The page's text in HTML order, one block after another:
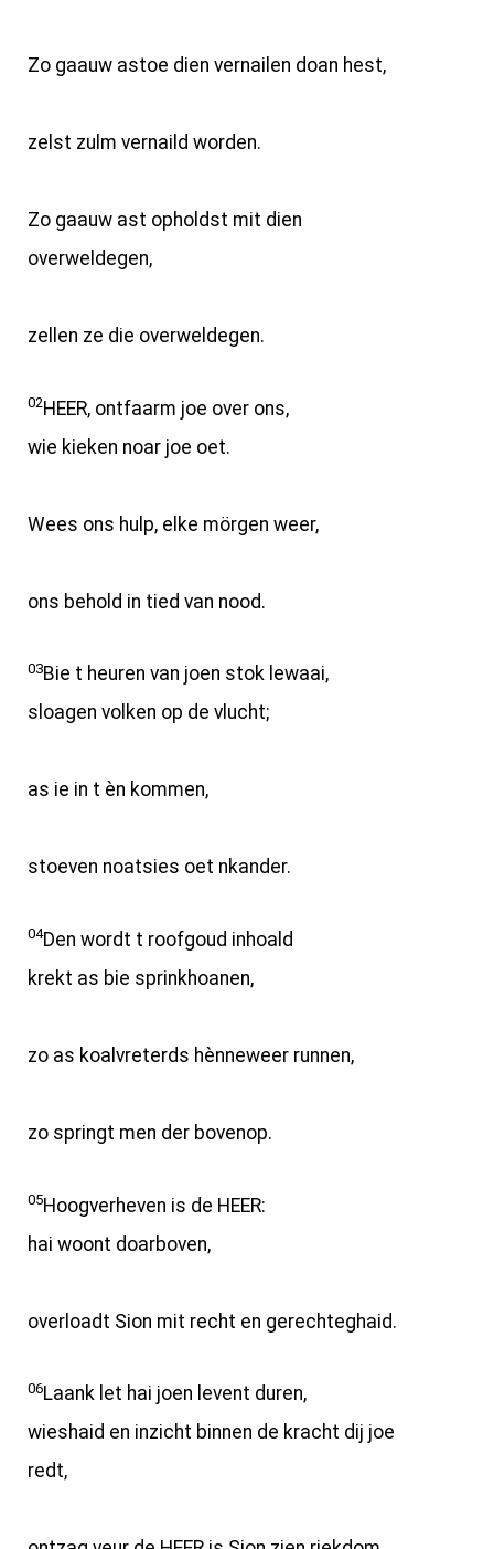
Zo gaauw astoe dien vernailen doan hest,
zelst zulm vernaild worden.
Zo gaauw ast opholdst mit dien
overweldegen,
zellen ze die overweldegen.
02HEER, ontfaarm joe over ons,
wie kieken noar joe oet.
Wees ons hulp, elke mörgen weer,
ons behold in tied van nood.
03Bie t heuren van joen stok lewaai,
sloagen volken op de vlucht;
as ie in t èn kommen,
stoeven noatsies oet nkander.
04Den wordt t roofgoud inhoald
krekt as bie sprinkhoanen,
zo as koalvreterds hènneweer runnen,
zo springt men der bovenop.
05Hoogverheven is de HEER:
hai woont doarboven,
overloadt Sion mit recht en gerechteghaid.
06Laank let hai joen levent duren,
wieshaid en inzicht binnen de kracht dij joe
redt,